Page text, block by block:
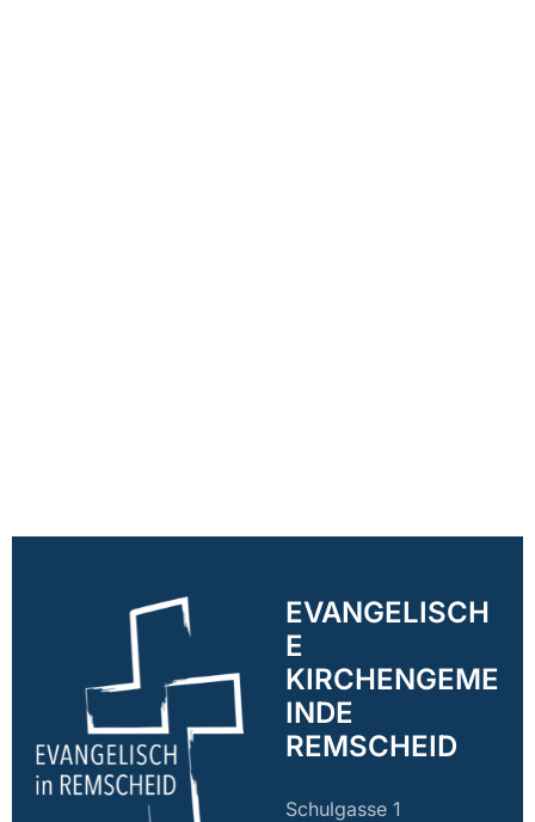
EVANGELISCH
E
KIRCHENGEME
INDE
REMSCHEID
Schulgasse 1